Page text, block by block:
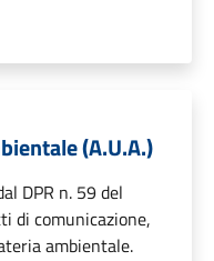
(A.U.A.)
DPR n. 59 del
di comunicazione,
ambientale.